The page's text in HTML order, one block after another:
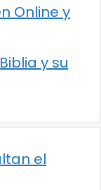
Online y
y su
el